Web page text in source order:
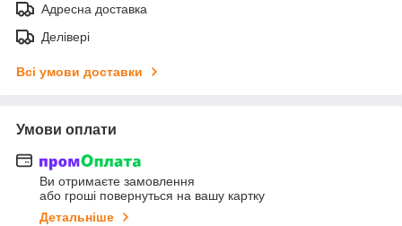
Адресна доставка
Делівері
Всі умови доставки
Умови оплати
Ви отримаєте замовлення
або гроші повернуться на вашу картку
Детальніше